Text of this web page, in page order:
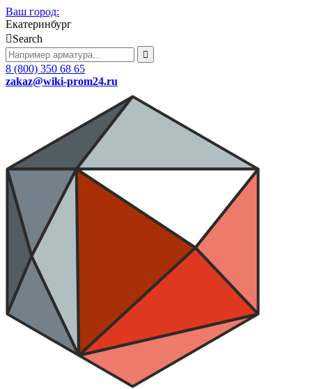
Ваш город:
Екатеринбург
Search
8 (800) 350 68 65
zakaz@wiki-prom24.ru